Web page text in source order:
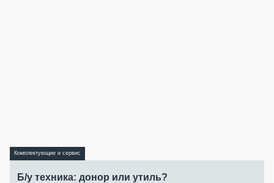
Комплектующие и сервис
Б/у техника: донор или утиль?